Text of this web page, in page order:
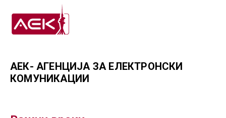
АЕК- АГЕНЦИЈА ЗА ЕЛЕКТРОНСКИ
КОМУНИКАЦИИ